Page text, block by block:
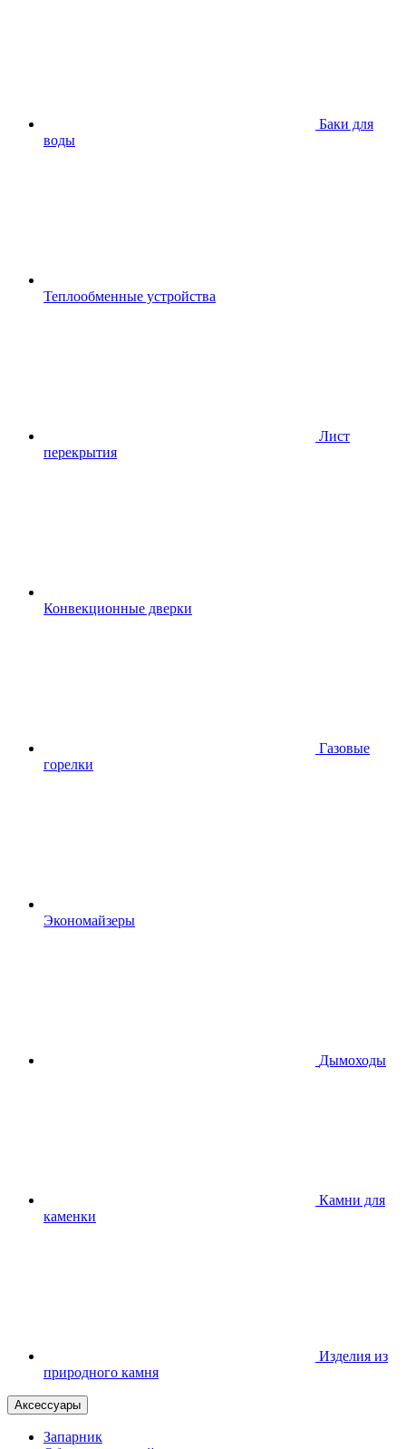
Баки для
воды
Теплообменные устройства
Лист
перекрытия
Конвекционные дверки
Газовые
горелки
Экономайзеры
Дымоходы
Камни для
каменки
Изделия из
природного камня
Аксессуары
Запарник